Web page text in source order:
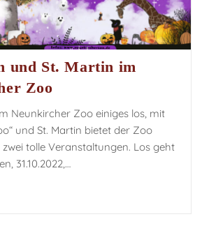
und St. Martin im
Zoo
Neunkircher Zoo einiges los, mit
und St. Martin bietet der Zoo
zwei tolle Veranstaltungen. Los geht
31.10.2022,…